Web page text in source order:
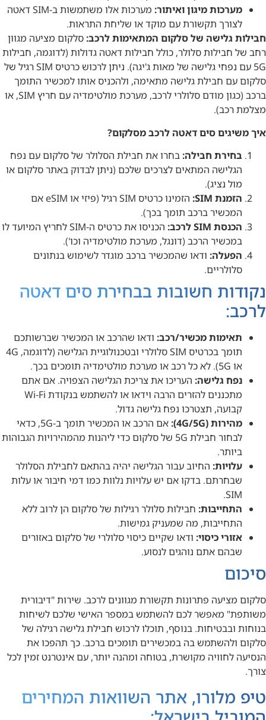
מערכות מיגון ואיתור:
מערכות אלו משתמשות ב-SIM דאטה
לצורך תקשורת עם מוקד או שליחת התראות.
חבילות גלישה של סלקום המתאימות לרכב: סלקום מציעה מגוון
רחב של חבילות סלולר, כולל חבילות דאטה גדולות (לדוגמה, חבילות
5G עם נפחי גלישה של מאות ג'יגה). ניתן לרכוש כרטיס SIM רגיל של
סלקום עם חבילת גלישה מתאימה, ולהכניס אותו למכשיר התומך
ברכב (כגון מודם סלולרי לרכב, מערכת מולטימדיה עם חריץ SIM, או
מצלמת רכב).
איך משיגים סים דאטה לרכב מסלקום?
בחירת חבילה: בחרו את חבילת הסלולר של סלקום עם נפח
הגלישה המתאים לצרכים שלכם (ניתן לבדוק באתר סלקום או
מול נציג).
הזמנת SIM:
הזמינו כרטיס SIM רגיל (פיזי או eSIM אם
המכשיר ברכב תומך בכך).
הכנסת SIM לרכב:
הכניסו את כרטיס ה-SIM לחריץ המיועד לו
במכשיר הרכב (דונגל, מערכת מולטימדיה וכו').
הפעלה: ודאו שהמכשיר ברכב מוגדר לשימוש בנתונים
סלולריים.
נקודות חשובות בבחירת סים דאטה
לרכב:
תאימות מכשיר/רכב: ודאו שהרכב או המכשיר שברשותכם
תומך בכרטיס SIM סלולרי ובטכנולוגיית הגלישה (לדוגמה, 4G
או 5G). לא כל רכב או מערכת מולטימדיה תומכים בכך.
נפח גלישה: העריכו את צריכת הגלישה הצפויה. אם אתם
מתכננים להזרים הרבה וידאו או להשתמש בנקודת Wi-Fi
קבועה, תצטרכו נפח גלישה גדול.
מהירות (4G/5G):
אם הרכב או המכשיר תומך ב-5G, כדאי
לבחור חבילת 5G של סלקום כדי ליהנות מהמהירויות הגבוהות
ביותר.
עלויות: החיוב עבור הגלישה יהיה בהתאם לחבילת הסלולר
שבחרתם. בדקו אם יש עלויות נלוות כמו דמי חיבור או עלות
SIM.
התחייבות: חבילות סלולר רגילות של סלקום הן לרוב ללא
התחייבות, מה שמעניק גמישות.
אזורי כיסוי: ודאו שקיים כיסוי סלולרי של סלקום באזורים
שבהם אתם נוהגים לנסוע.
סיכום
סלקום מציעה פתרונות תקשורת מגוונים לרכב. שירות "דיבורית
משותפת" מאפשר לכם להשתמש במספר האישי שלכם לשיחות
בנוחות ובבטיחות. בנוסף, תוכלו לרכוש חבילת גלישה רגילה של
סלקום ולהשתמש בה במכשירים תומכים ברכב. כך תהפכו את
הנסיעה לחוויה מקושרת, בטוחה ומהנה יותר, עם אינטרנט זמין לכל
צורך.
טיפ מלורו, אתר השוואות המחירים